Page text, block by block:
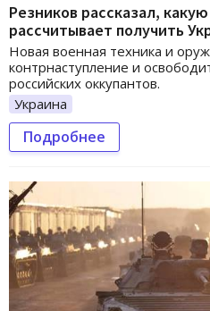
Резников рассказал,
рассчитывает получить
Новая военная техника и
контрнаступление и
российских оккупантов.
Украина
Подробнее